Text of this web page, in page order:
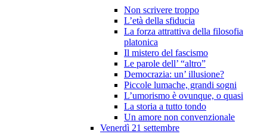
Non scrivere troppo
L’età della sfiducia
La forza attrattiva della filosofia
platonica
Il mistero del fascismo
Le parole dell’ “altro”
Democrazia: un’ illusione?
Piccole lumache, grandi sogni
L’umorismo è ovunque, o quasi
La storia a tutto tondo
Un amore non convenzionale
Venerdì 21 settembre